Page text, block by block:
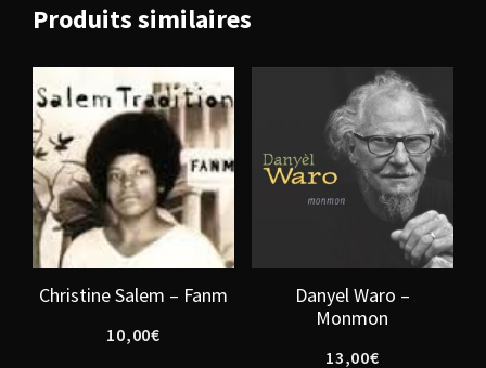
Produits similaires
Christine Salem – Fanm
10,00€
Danyel Waro –
Monmon
13,00€